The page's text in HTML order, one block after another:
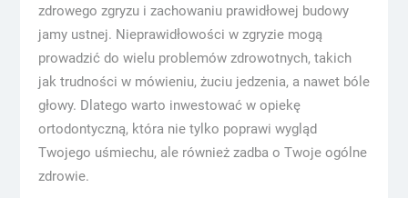
zdrowego zgryzu i zachowaniu prawidłowej budowy
jamy ustnej. Nieprawidłowości w zgryzie mogą
prowadzić do wielu problemów zdrowotnych, takich
jak trudności w mówieniu, żuciu jedzenia, a nawet bóle
głowy. Dlatego warto inwestować w opiekę
ortodontyczną, która nie tylko poprawi wygląd
Twojego uśmiechu, ale również zadba o Twoje ogólne
zdrowie.